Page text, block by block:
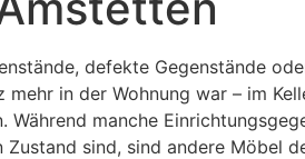
defekte Gegenstände
in der Wohnung war – im
Während manche
sind, sind andere Möbel